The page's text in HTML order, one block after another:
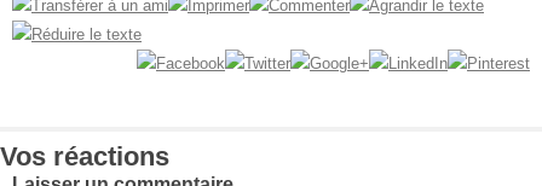
Vos réactions